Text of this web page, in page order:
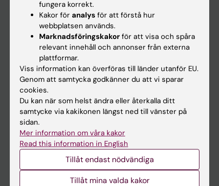
På gång
Nyheter
Kalender
Student
Ladok
Canvas
Schema
Studentmejlen
Kurs- och programwebbar
Student på KI
fungera korrekt.
Kakor för analys för att förstå hur
webbplatsen används.
Marknadsföringskakor för att visa och spåra
relevant innehåll och annonser från externa
plattformar.
Viss information kan överföras till länder utanför EU.
Genom att samtycka godkänner du att vi sparar
cookies.
Du kan när som helst ändra eller återkalla ditt
samtycke via kakikonen längst ned till vänster på
sidan.
Mer information om våra kakor
Read this information in English
Tillåt endast nödvändiga
Tillåt mina valda kakor